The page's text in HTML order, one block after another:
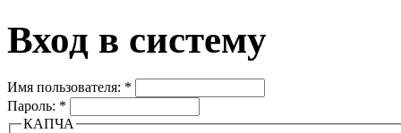
Вход в систему
Имя пользователя: *
Пароль: *
КАПЧА